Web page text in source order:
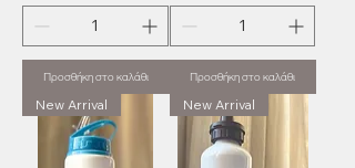
Προσθήκη στο καλάθι Προσθήκη στο καλάθι
New Arrival New Arrival